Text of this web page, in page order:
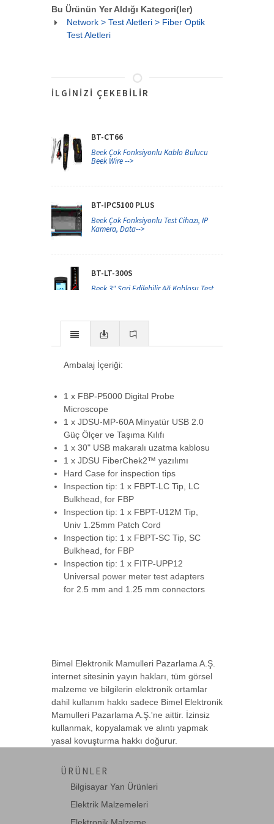
Bu Ürünün Yer Aldığı Kategori(ler)
Network > Test Aletleri > Fiber Optik
Test Aletleri
İLGINIZI ÇEKEBILIR
BT-CT66
Beek Çok Fonksiyonlu Kablo Bulucu
Beek Wire -->
BT-IPC5100 PLUS
Beek Çok Fonksiyonlu Test Cihazı, IP
Kamera, Data-->
BT-LT-300S
Beek 3" Şarj Edilebilir Ağ Kablosu Test
BT-LT600S
Fonksiyonlu Ağ Kablos-->
BT-MS86-FUSE
Beek BT-MS86 Dijital Multimetre için
Sigorta
BT-OPM-N
Beek Optik Güç Ölçer (Optical Power
Meter)
-->
BT-OTDR-65
5.4 inch OTDR Test Cihazı
5.4 inch OTDR Tester
BT-VFL650-30
Beek Kalem Tip Fiber Kablo Hata
Tespit Cihazı,-->
DN-14001-2
DIGITUS Cable tester, network, RJ45,
Single side -->
Ambalaj İçeriği:
1 x FBP-P5000 Digital Probe
Microscope
1 x JDSU-MP-60A Minyatür USB 2.0
Güç Ölçer ve Taşıma Kılıfı
1 x 30" USB makaralı uzatma kablosu
1 x JDSU FiberChek2™ yazılımı
Hard Case for inspection tips
Inspection tip: 1 x FBPT-LC Tip, LC
Bulkhead, for FBP
Inspection tip: 1 x FBPT-U12M Tip,
Univ 1.25mm Patch Cord
Inspection tip: 1 x FBPT-SC Tip, SC
Bulkhead, for FBP
Inspection tip: 1 x FITP-UPP12
Universal power meter test adapters
for 2.5 mm and 1.25 mm connectors
Bimel Elektronik Mamulleri Pazarlama A.Ş.
internet sitesinin yayın hakları, tüm görsel
malzeme ve bilgilerin elektronik ortamlar
dahil kullanım hakkı sadece Bimel Elektronik
Mamulleri Pazarlama A.Ş.'ne aittir. İzinsiz
kullanmak, kopyalamak ve alıntı yapmak
yasal kovuşturma hakkı doğurur.
ÜRÜNLER
Bilgisayar Yan Ürünleri
Elektrik Malzemeleri